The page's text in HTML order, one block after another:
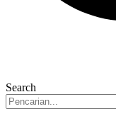
Search